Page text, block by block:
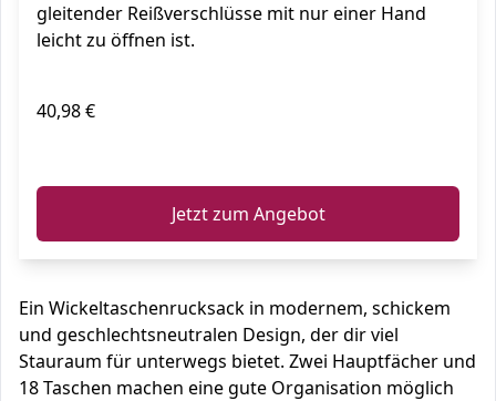
gleitender Reißverschlüsse mit nur einer Hand
leicht zu öffnen ist.
40,98 €
Jetzt zum Angebot
Ein Wickeltaschenrucksack in modernem, schickem
und geschlechtsneutralen Design, der dir viel
Stauraum für unterwegs bietet. Zwei Hauptfächer und
18 Taschen machen eine gute Organisation möglich